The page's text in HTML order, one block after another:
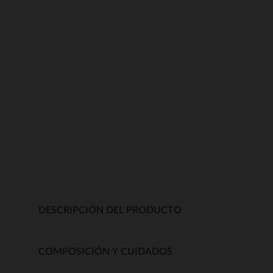
DESCRIPCIÓN DEL PRODUCTO
COMPOSICIÓN Y CUIDADOS